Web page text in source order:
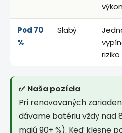
Pod 70
%
Slabý
✅ Naša pozícia
Pri renovovaných
dávame batériu vždy nad
majú 90+ %). Keď klesne